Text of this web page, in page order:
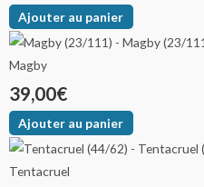
Ajouter au panier
Magby
39,00€
Ajouter au panier
Tentacruel